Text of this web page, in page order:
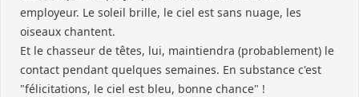
employeur. Le soleil brille, le ciel est sans nuage, les
oiseaux chantent.
Et le chasseur de têtes, lui, maintiendra (probablement) le
contact pendant quelques semaines. En substance c'est
"félicitations, le ciel est bleu, bonne chance" !